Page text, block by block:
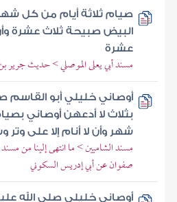
صيام ثلاثة أيام من كل
البيض صبيحة ثلاث عشرة
عشرة
مسند أبي يعلى الموصلي > حديث جرير
أوصاني خليلي أبو القاسم
بثلاث لا أدعهن أوصاني
شهر وأن لا أنام إلا على
مسند الشاميين > ما انتهى إلينا من
صفوان عن أبي إدريس السكوني
أوصاني خليلي صلى الله